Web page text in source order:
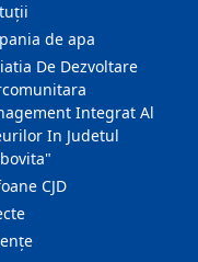
de apa
De Dezvoltare
Integrat Al
In Judetul
CJD